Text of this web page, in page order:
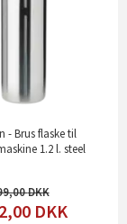
- Brus flaske til
1.2 l. steel
DKK